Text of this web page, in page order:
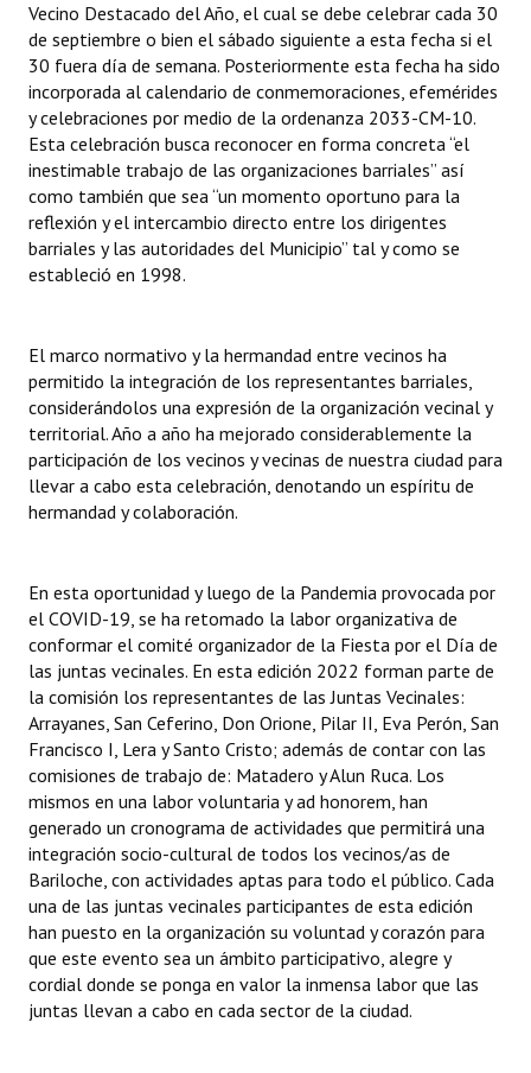
Huéspedes de Honor - Registro
Antiguos Pobladores - Registro
Reconocimientos - Registro
Bariloche, Municipio intercultural
Entrega de distinciones
REFORMA DE LA CARTA ORGÁNICA
Vecino Destacado del Año, el cual se debe celebrar cada 30
de septiembre o bien el sábado siguiente a esta fecha si el
30 fuera día de semana. Posteriormente esta fecha ha sido
incorporada al calendario de conmemoraciones, efemérides
y celebraciones por medio de la ordenanza 2033-CM-10.
Esta celebración busca reconocer en forma concreta “el
inestimable trabajo de las organizaciones barriales” así
como también que sea “un momento oportuno para la
reflexión y el intercambio directo entre los dirigentes
barriales y las autoridades del Municipio” tal y como se
estableció en 1998.
El marco normativo y la hermandad entre vecinos ha
permitido la integración de los representantes barriales,
considerándolos una expresión de la organización vecinal y
territorial. Año a año ha mejorado considerablemente la
participación de los vecinos y vecinas de nuestra ciudad para
llevar a cabo esta celebración, denotando un espíritu de
hermandad y colaboración.
En esta oportunidad y luego de la Pandemia provocada por
el COVID-19, se ha retomado la labor organizativa de
conformar el comité organizador de la Fiesta por el Día de
las juntas vecinales. En esta edición 2022 forman parte de
la comisión los representantes de las Juntas Vecinales:
Arrayanes, San Ceferino, Don Orione, Pilar II, Eva Perón, San
Francisco I, Lera y Santo Cristo; además de contar con las
comisiones de trabajo de: Matadero y Alun Ruca. Los
mismos en una labor voluntaria y ad honorem, han
generado un cronograma de actividades que permitirá una
integración socio-cultural de todos los vecinos/as de
Bariloche, con actividades aptas para todo el público. Cada
una de las juntas vecinales participantes de esta edición
han puesto en la organización su voluntad y corazón para
que este evento sea un ámbito participativo, alegre y
cordial donde se ponga en valor la inmensa labor que las
juntas llevan a cabo en cada sector de la ciudad.